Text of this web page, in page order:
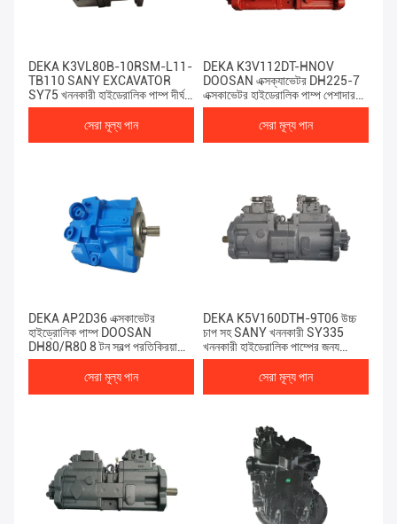
DEKA K3VL80B-10RSM-L11-
TB110 SANY EXCAVATOR
SY75 খননকারী হাইড্রোলিক পাম্প দীর্ঘ-
জীবনের জন্য ব্যবহৃত হয়
সেরা মূল্য পান
DEKA K3V112DT-HNOV
DOOSAN এক্সক্যাভেটর DH225-7
এক্সকাভেটর হাইড্রোলিক পাম্প পেশাদার
প্রস্তুতকারকের জন্য ব্যবহৃত
সেরা মূল্য পান
DEKA AP2D36 এক্সকাভেটর
হাইড্রোলিক পাম্প DOOSAN
DH80/R80 8 টন স্বল্প প্রতিক্রিয়া
সময়
সেরা মূল্য পান
DEKA K5V160DTH-9T06 উচ্চ
চাপ সহ SANY খননকারী SY335
খননকারী হাইড্রোলিক পাম্পের জন্য
ব্যবহৃত
সেরা মূল্য পান